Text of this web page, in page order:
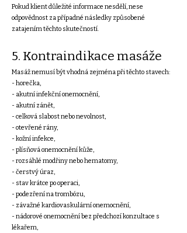
Pokud klient důležité informace nesdělí, nese
odpovědnost za případné následky způsobené
zatajením těchto skutečností.
5. Kontraindikace masáže
Masáž nemusí být vhodná zejména při těchto stavech:
- horečka,
- akutní infekční onemocnění,
- akutní zánět,
- celková slabost nebo nevolnost,
- otevřené rány,
- kožní infekce,
- plísňová onemocnění kůže,
- rozsáhlé modřiny nebo hematomy,
- čerstvý úraz,
- stav krátce po operaci,
- podezření na trombózu,
- závažné kardiovaskulární onemocnění,
- nádorové onemocnění bez předchozí konzultace s
lékařem,